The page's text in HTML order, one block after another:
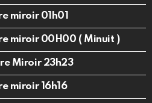
miroir 01h01
miroir 00H00 ( Minuit )
Miroir 23h23
miroir 16h16